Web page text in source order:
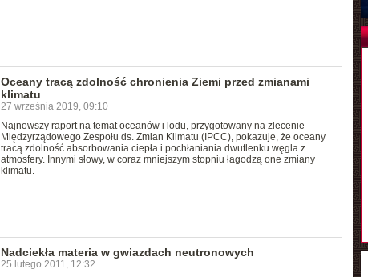
Oceany tracą zdolność chronienia Ziemi przed zmianami
klimatu
27 września 2019, 09:10
Najnowszy raport na temat oceanów i lodu, przygotowany na zlecenie
Międzyrządowego Zespołu ds. Zmian Klimatu (IPCC), pokazuje, że oceany
tracą zdolność absorbowania ciepła i pochłaniania dwutlenku węgla z
atmosfery. Innymi słowy, w coraz mniejszym stopniu łagodzą one zmiany
klimatu.
Nadciekła materia w gwiazdach neutronowych
25 lutego 2011, 12:32